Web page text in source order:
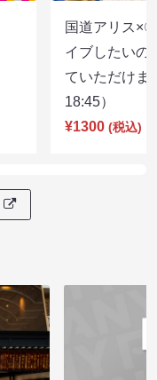
国道アリス×
イブしたいの
ていただけ
18:45）
¥1300 (税込)